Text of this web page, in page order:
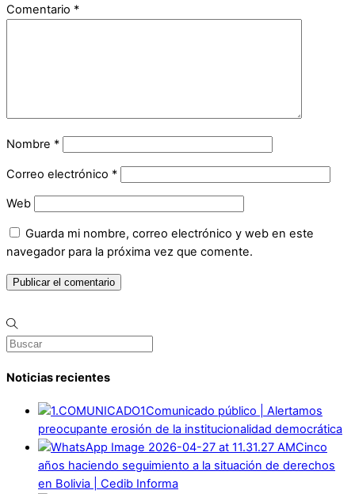
Comentario *
Nombre *
Correo electrónico *
Web
Guarda mi nombre, correo electrónico y web en este
navegador para la próxima vez que comente.
Noticias recientes
Comunicado público | Alertamos
preocupante erosión de la institucionalidad democrática
Cinco
años haciendo seguimiento a la situación de derechos
en Bolivia | Cedib Informa